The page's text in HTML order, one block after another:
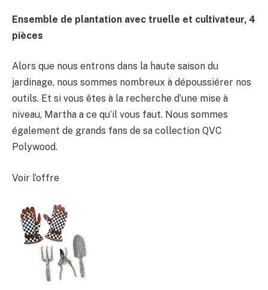
Ensemble de plantation avec truelle et cultivateur, 4
pièces
Alors que nous entrons dans la haute saison du
jardinage, nous sommes nombreux à dépoussiérer nos
outils. Et si vous êtes à la recherche d’une mise à
niveau, Martha a ce qu’il vous faut. Nous sommes
également de grands fans de sa collection QVC
Polywood.
Voir l’offre